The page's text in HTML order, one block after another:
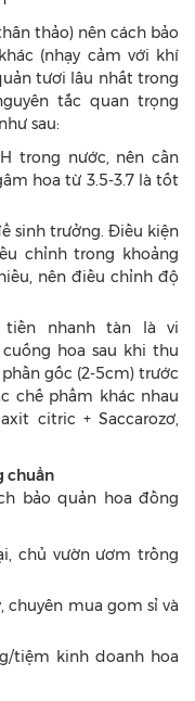
thảo) nên cách bảo
(nhạy cảm với khí
tươi lâu nhất trong
tắc quan trọng
sau:
trong nước, nên cần
hoa từ 3.5-3.7 là tốt
sinh trưởng. Điều kiện
chỉnh trong khoảng
nên điều chỉnh độ
nhanh tàn là vi
hoa sau khi thu
gốc (2-5cm) trước
chế phẩm khác nhau
citric + Saccarozơ,
chuẩn
bảo quản hoa đồng
chủ vườn ươm trồng
chuyên mua gom sỉ và
tiệm kinh doanh hoa